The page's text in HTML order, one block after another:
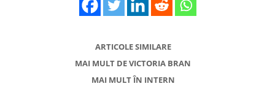
ARTICOLE SIMILARE
MAI MULT DE VICTORIA BRAN
MAI MULT ÎN INTERN